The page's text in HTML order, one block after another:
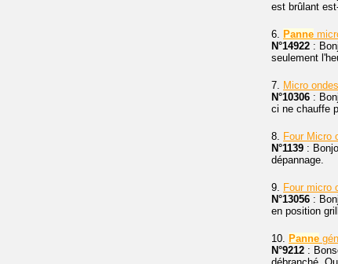
est brûlant
6. Panne
N°14922 :
seulement
7. Micro
N°10306 :
ci ne chauffe
8. Four Micro
N°1139 :
dépannage.
9. Four micro
N°13056 :
en position
10. Panne
N°9212 :